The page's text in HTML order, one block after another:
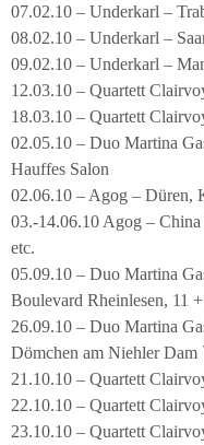
07.02.10 – Underkarl –
08.02.10 – Underkarl –
09.02.10 – Underkarl –
12.03.10 – Quartett
18.03.10 – Quartett
02.05.10 – Duo Martina
Hauffes Salon
02.06.10 – Agog – Düren,
03.-14.06.10 Agog –
etc.
05.09.10 – Duo Martina
Boulevard Rheinlesen, 11
26.09.10 – Duo Martina
Dömchen am Niehler Dam
21.10.10 – Quartett
22.10.10 – Quartett
23.10.10 – Quartett